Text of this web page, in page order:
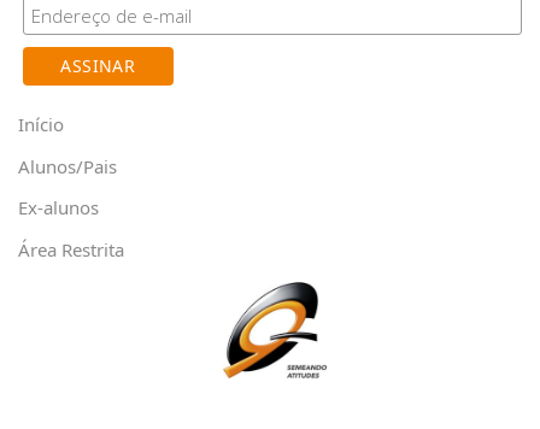
Início
Alunos/Pais
Ex-alunos
Área Restrita